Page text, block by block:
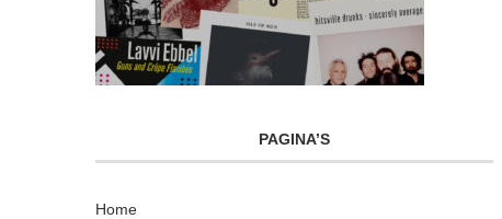
PAGINA’S
Home